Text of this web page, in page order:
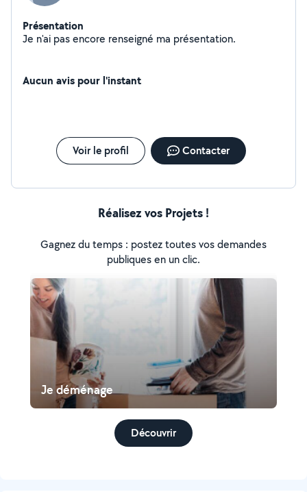
Présentation
Je n'ai pas encore renseigné ma présentation.
Aucun avis pour l'instant
Voir le profil Contacter
Réalisez vos Projets !
Gagnez du temps : postez toutes vos demandes
publiques en un clic.
Je déménage
Découvrir